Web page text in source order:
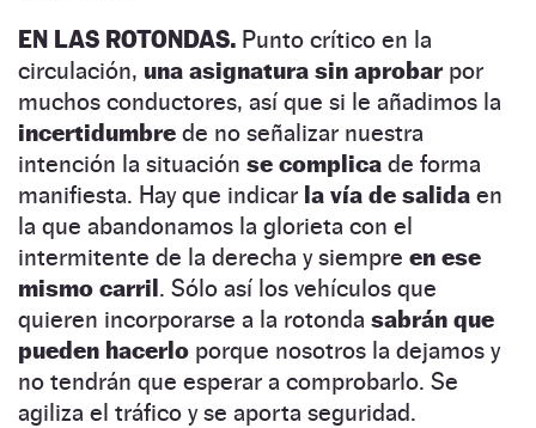
EN LAS ROTONDAS. Punto crítico en la
circulación, una asignatura sin aprobarpor
muchos conductores, así que si le añadimos la
incertidumbre de no señalizar nuestra
intención la situación se complica de forma
manifiesta. Hay que indicar la vía de salida en
la que abandonamos la glorieta con el
intermitente de la derecha y siempre en ese
mismo carril. Sólo así los vehículos que
quieren incorporarse a la rotonda sabrán que
pueden hacerlo porque nosotros la dejamos y
no tendrán que esperar a comprobarlo. Se
agiliza el tráfico y se aporta seguridad.